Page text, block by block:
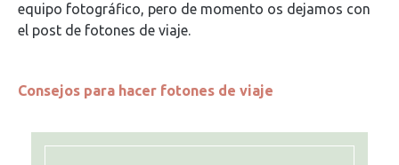
equipo fotográfico, pero de momento os dejamos con
el post de fotones de viaje.
Consejos para hacer fotones de viaje